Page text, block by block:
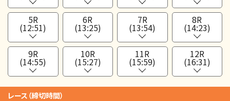
5R
(12:51)
6R
(13:25)
7R
(13:54)
8R
(14:23)
9R
(14:55)
10R
(15:27)
11R
(15:59)
12R
(16:31)
レース（締切時間）